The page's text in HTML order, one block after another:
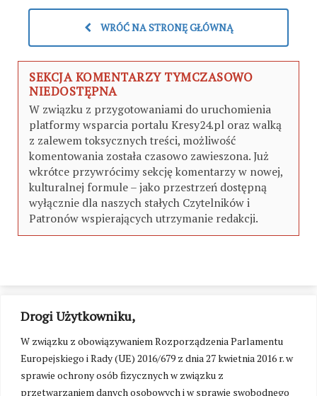
Drogi Użytkowniku,
W związku z obowiązywaniem Rozporządzenia Parlamentu
Europejskiego i Rady (UE) 2016/679 z dnia 27 kwietnia 2016 r. w
sprawie ochrony osób fizycznych w związku z
przetwarzaniem danych osobowych i w sprawie swobodnego
WRÓĆ NA STRONĘ GŁÓWNĄ
SEKCJA KOMENTARZY TYMCZASOWO
NIEDOSTĘPNA
W związku z przygotowaniami do uruchomienia
platformy wsparcia portalu Kresy24.pl oraz walką
z zalewem toksycznych treści, możliwość
komentowania została czasowo zawieszona. Już
wkrótce przywrócimy sekcję komentarzy w nowej,
kulturalnej formule – jako przestrzeń dostępną
wyłącznie dla naszych stałych Czytelników i
Patronów wspierających utrzymanie redakcji.